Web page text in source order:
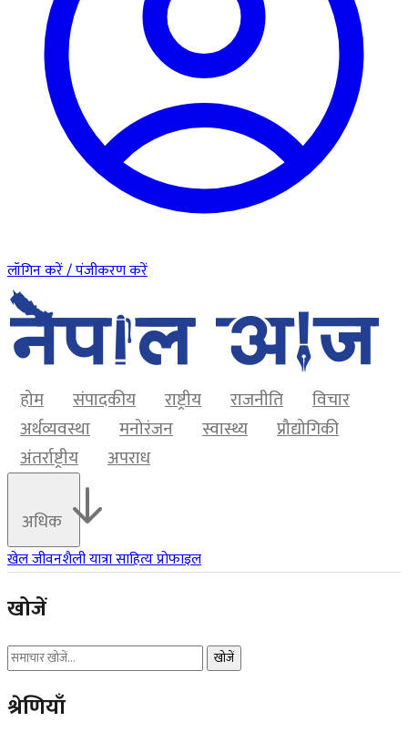
लॉगिन करें / पंजीकरण करें
होम संपादकीय राष्ट्रीय राजनीति
विचार
अर्थव्यवस्था
मनोरंजन स्वास्थ्य
प्रौद्योगिकी
अंतर्राष्ट्रीय
अपराध
अधिक
खेलजीवनशैलीयात्रासाहित्यप्रोफाइल
खोजें
खोजें
श्रेणियाँ